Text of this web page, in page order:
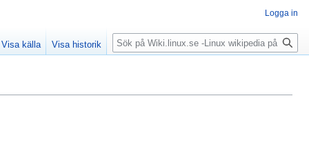
Logga in
Visa källa Visa historik Sök